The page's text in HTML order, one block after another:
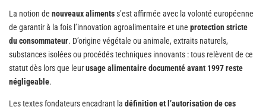
La notion de nouveaux alimentss’est affirmée avec la volonté européenne
de garantir à la fois l’innovation agroalimentaire et une protection stricte
du consommateur. D’origine végétale ou animale, extraits naturels,
substances isolées ou procédés techniques innovants : tous relèvent de ce
statut dès lors que leurusage alimentaire documenté avant 1997 reste
négligeable.
Les textes fondateurs encadrant la définition et l’autorisation de ces